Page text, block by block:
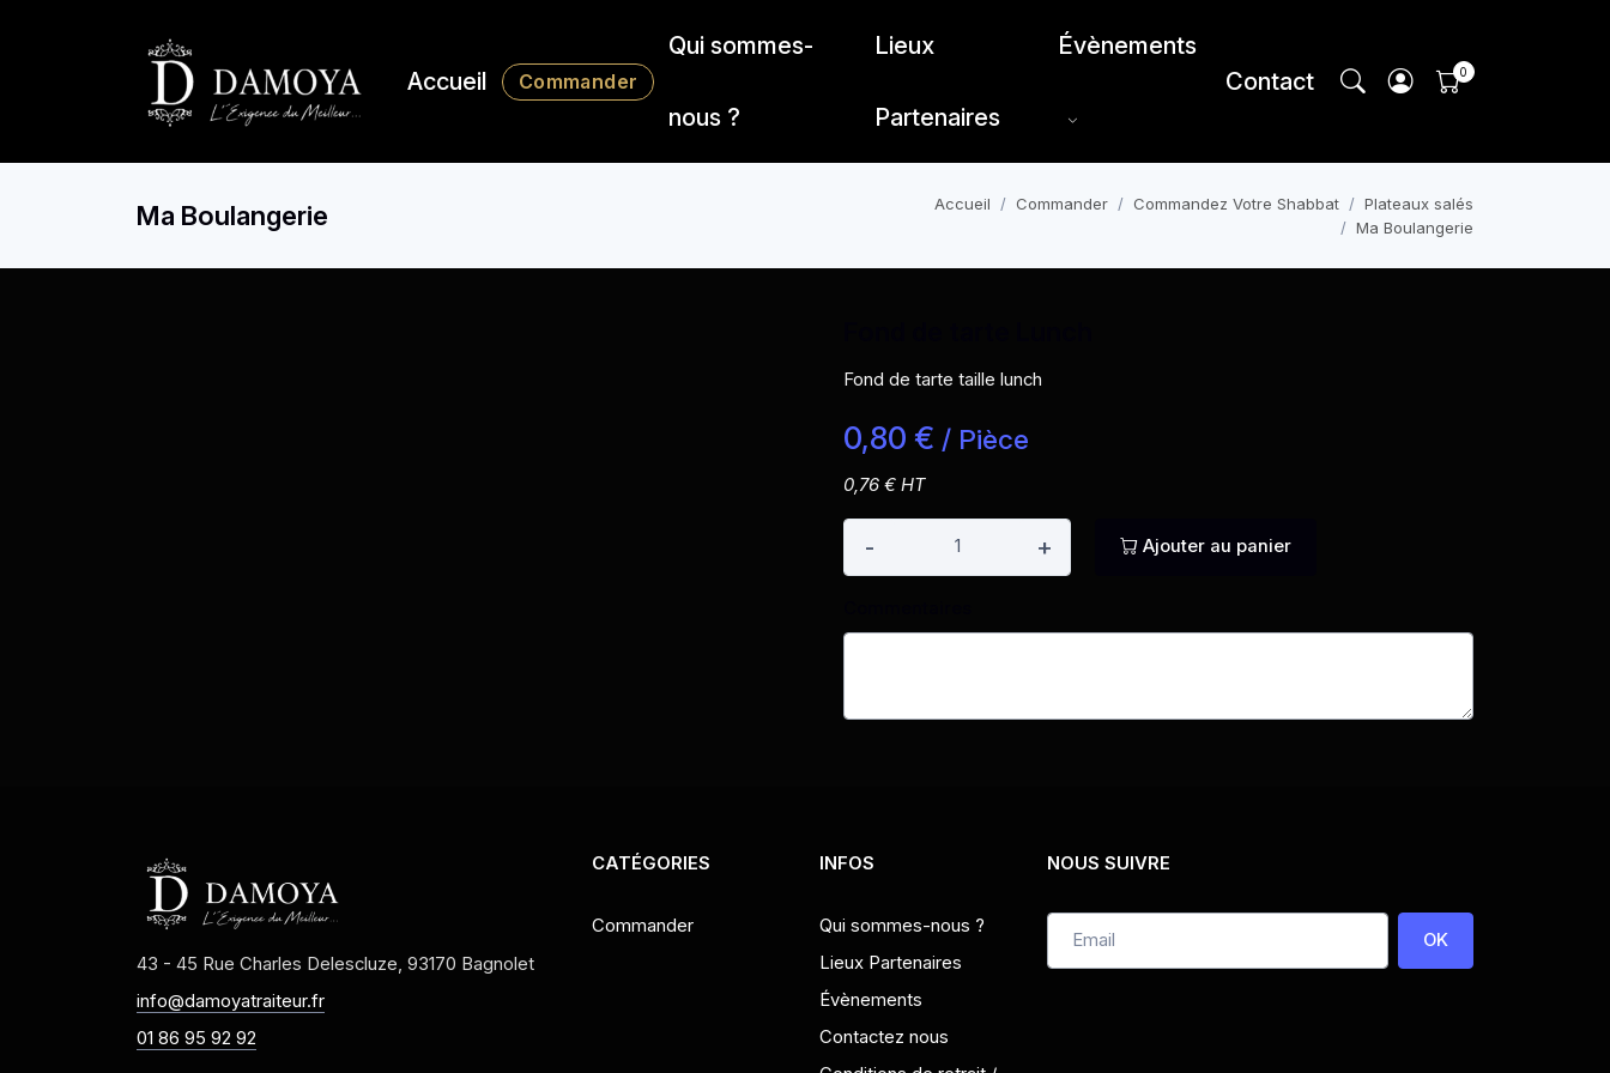
Accueil Commander
Qui sommes-
nous ?
Lieux
Partenaires
Évènements
Contact
Ma Boulangerie Accueil Commander Commandez Votre Shabbat
Plateaux salés
Ma Boulangerie
Fond de tarte taille lunch
0,80 € / Pièce
0,76 € HT
- + Ajouter au panier
43 - 45 Rue Charles Delescluze, 93170 Bagnolet
info@damoyatraiteur.fr
01 86 95 92 92
CATÉGORIES
Commander
INFOS
Qui sommes-nous ?
Lieux Partenaires
Évènements
Contactez nous
NOUS SUIVRE
OK